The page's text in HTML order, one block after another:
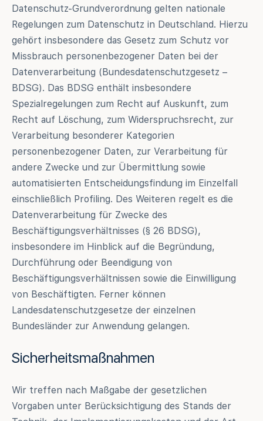
Datenschutz-Grundverordnung gelten nationale
Regelungen zum Datenschutz in Deutschland. Hierzu
gehört insbesondere das Gesetz zum Schutz vor
Missbrauch personenbezogener Daten bei der
Datenverarbeitung (Bundesdatenschutzgesetz –
BDSG). Das BDSG enthält insbesondere
Spezialregelungen zum Recht auf Auskunft, zum
Recht auf Löschung, zum Widerspruchsrecht, zur
Verarbeitung besonderer Kategorien
personenbezogener Daten, zur Verarbeitung für
andere Zwecke und zur Übermittlung sowie
automatisierten Entscheidungsfindung im Einzelfall
einschließlich Profiling. Des Weiteren regelt es die
Datenverarbeitung für Zwecke des
Beschäftigungsverhältnisses (§ 26 BDSG),
insbesondere im Hinblick auf die Begründung,
Durchführung oder Beendigung von
Beschäftigungsverhältnissen sowie die Einwilligung
von Beschäftigten. Ferner können
Landesdatenschutzgesetze der einzelnen
Bundesländer zur Anwendung gelangen.
Sicherheitsmaßnahmen
Wir treffen nach Maßgabe der gesetzlichen
Vorgaben unter Berücksichtigung des Stands der